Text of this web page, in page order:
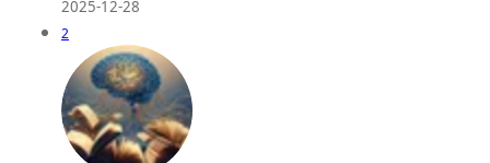
2025-12-28
2